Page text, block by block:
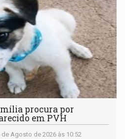
procura por
em PVH
de Agosto de 2026 às 10:52